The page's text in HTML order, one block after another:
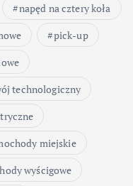
napęd na cztery koła
pick-up
technologiczny
miejskie
wyścigowe